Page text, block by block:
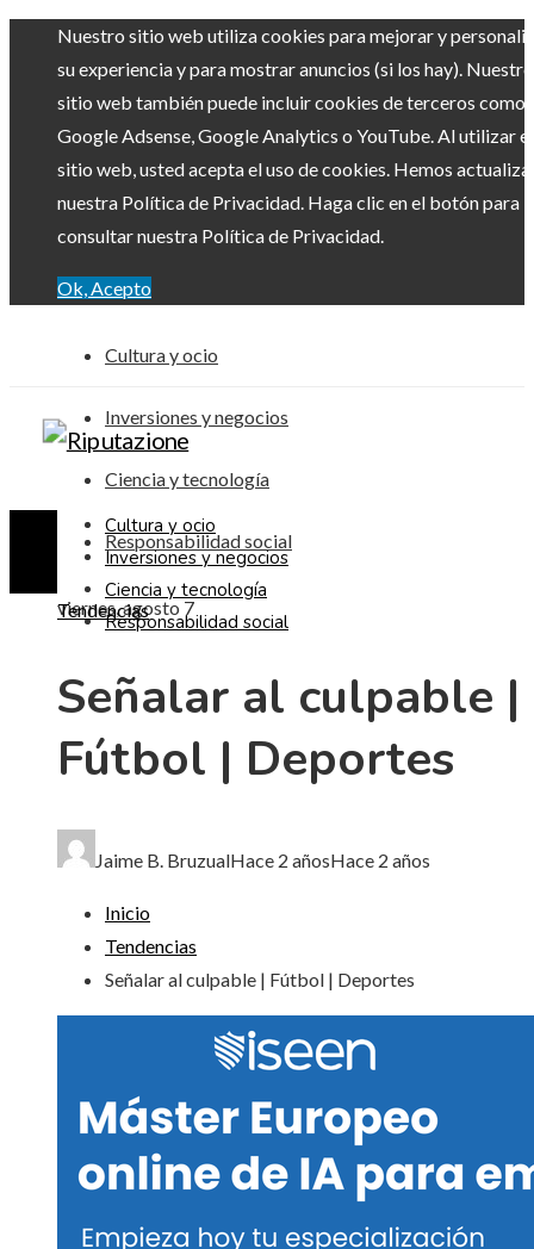
Nuestro sitio web utiliza cookies para mejorar y
su experiencia y para mostrar anuncios (si los hay). Nuestro
sitio web también puede incluir cookies de terceros como
Google Adsense, Google Analytics o YouTube. Al utilizar el
sitio web, usted acepta el uso de cookies. Hemos
nuestra Política de Privacidad. Haga clic en el botón para
consultar nuestra Política de Privacidad.
Ok, Acepto
Cultura y ocio
Inversiones y negocios
Ciencia y tecnología
Responsabilidad social
viernes, agosto 7
Cultura y ocio
Inversiones y negocios
Ciencia y tecnología
Responsabilidad social
Tendencias
Señalar al culpable |
Fútbol | Deportes
Jaime B. BruzualHace 2 añosHace 2 años
Inicio
Tendencias
Señalar al culpable | Fútbol | Deportes